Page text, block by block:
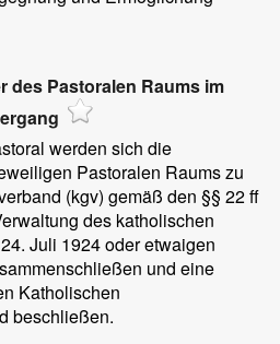
des Pastoralen Raums im
werden sich die
Pastoralen Raums zu
(kgv) gemäß den §§ 22 ff
des katholischen
Juli 1924 oder etwaigen
und eine
Katholischen
beschließen.